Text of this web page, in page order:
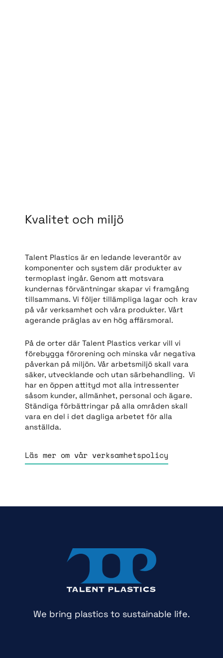
Kvalitet och miljö
Talent Plastics är en ledande leverantör av
komponenter och system där produkter av
termoplast ingår. Genom att motsvara
kundernas förväntningar skapar vi framgång
tillsammans. Vi följer tillämpliga lagar och krav
på vår verksamhet och våra produkter. Vårt
agerande präglas av en hög affärsmoral.
På de orter där Talent Plastics verkar vill vi
förebygga förorening och minska vår negativa
påverkan på miljön. Vår arbetsmiljö skall vara
säker, utvecklande och utan särbehandling. Vi
har en öppen attityd mot alla intressenter
såsom kunder, allmänhet, personal och ägare.
Ständiga förbättringar på alla områden skall
vara en del i det dagliga arbetet för alla
anställda.
Läs mer om vår verksamhetspolicy
We bring plastics to sustainable life.